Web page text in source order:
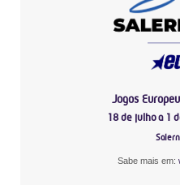
Jogos
18 de julho a 1
Sabe mais em: